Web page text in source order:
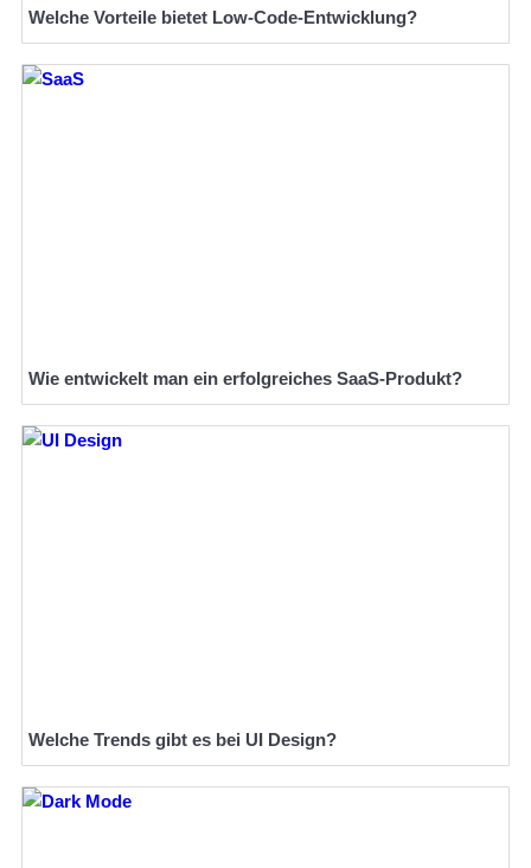
Welche Vorteile bietet Low-Code-Entwicklung?
Wie entwickelt man ein erfolgreiches SaaS-Produkt?
Welche Trends gibt es bei UI Design?